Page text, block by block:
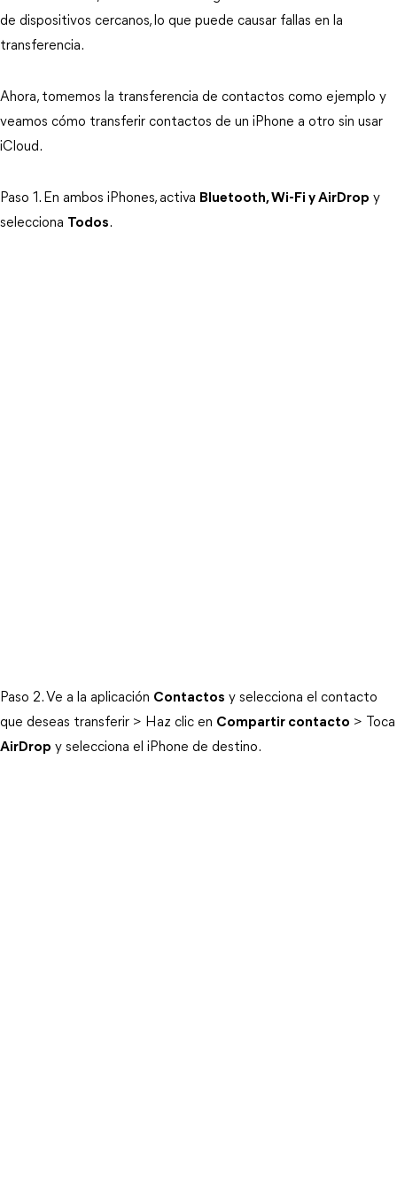
de dispositivos cercanos, lo que puede causar fallas en la
transferencia.
Ahora, tomemos la transferencia de contactos como ejemplo y
veamos cómo transferir contactos de un iPhone a otro sin usar
iCloud.
Paso 1. En ambos iPhones, activa Bluetooth, Wi-Fi y AirDrop y
selecciona Todos.
Paso 2. Ve a la aplicación Contactos y selecciona el contacto
que deseas transferir > Haz clic en Compartir contacto > Toca
AirDrop y selecciona el iPhone de destino.